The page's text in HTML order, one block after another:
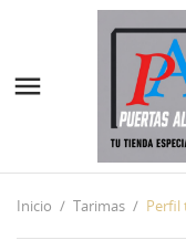

Inicio Tarimas Perfil